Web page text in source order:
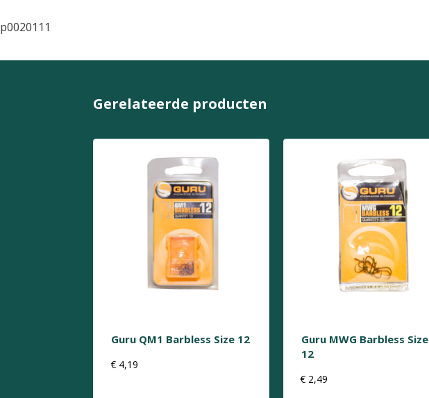
p0020111
Gerelateerde producten
Guru QM1 Barbless Size 12
€4,19
Guru MWG Barbless Size
12
€ 2,49